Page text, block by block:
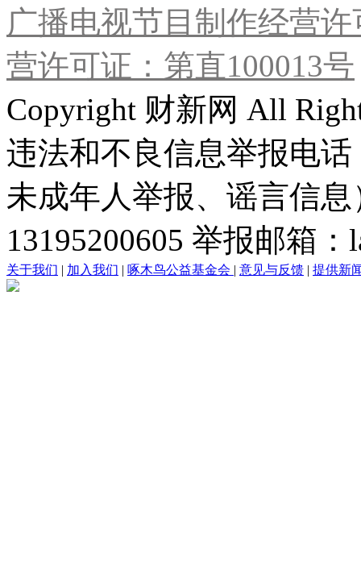
广播电视节目制作经营
营许可证：第直100013号
Copyright 财新网 All
违法和不良信息举报电
未成年人举报、谣言信
13195200605 举报邮箱
关于我们 加入我们 啄木鸟公益基金会 意见与反馈 提供新